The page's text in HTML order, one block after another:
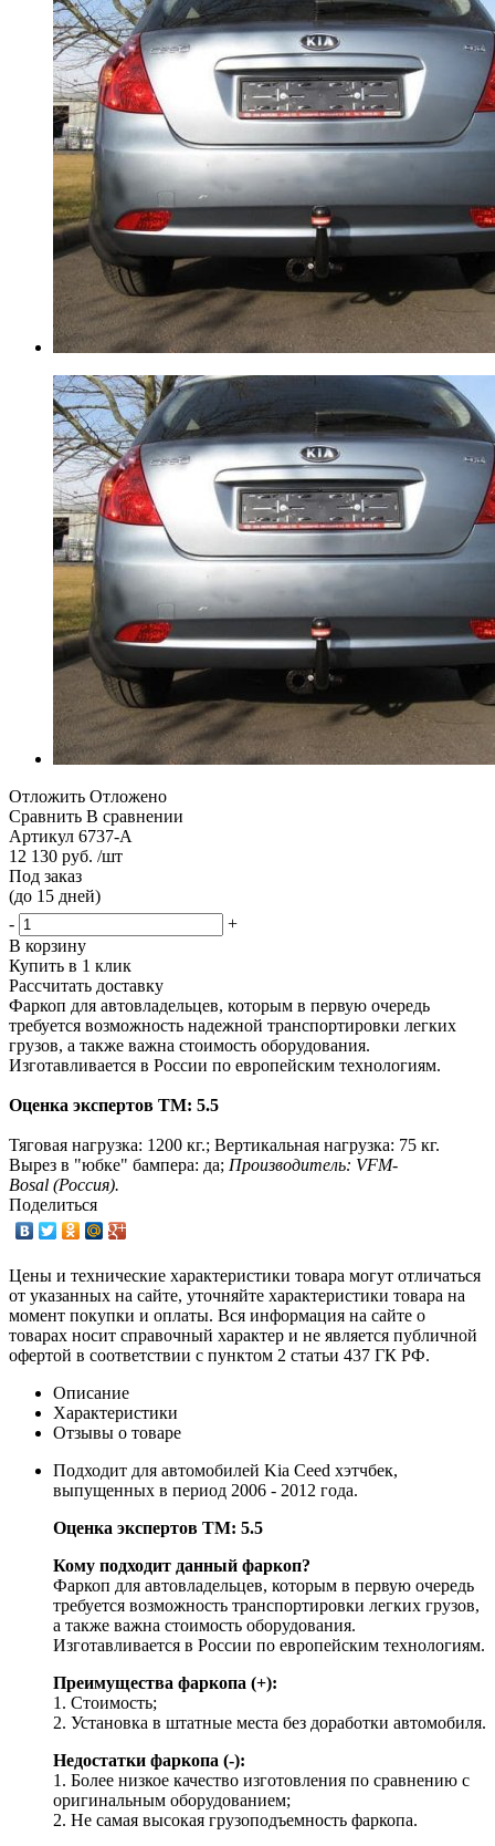
Отложить Отложено
Сравнить В сравнении
Артикул 6737-A
12 130 руб. /шт
Под заказ
(до 15 дней)
-
+
В корзину
Купить в 1 клик
Рассчитать доставку
Фаркоп для автовладельцев, которым в первую очередь
требуется возможность надежной транспортировки легких
грузов, а также важна стоимость оборудования.
Изготавливается в России по европейским технологиям.
Оценка экспертов ТМ: 5.5
Тяговая нагрузка: 1200 кг.; Вертикальная нагрузка: 75 кг.
Вырез в "юбке" бампера: да; Производитель: VFM-
Bosal (Россия).
Поделиться
Цены и технические характеристики товара могут отличаться
от указанных на сайте, уточняйте характеристики товара на
момент покупки и оплаты. Вся информация на сайте о
товарах носит справочный характер и не является публичной
офертой в соответствии с пунктом 2 статьи 437 ГК РФ.
Описание
Характеристики
Отзывы о товаре
Подходит для автомобилей Kia Ceed хэтчбек,
выпущенных в период 2006 - 2012 года.
Оценка экспертов ТМ: 5.5
Кому подходит данный фаркоп?
Фаркоп для автовладельцев, которым в первую очередь
требуется возможность транспортировки легких грузов,
а также важна стоимость оборудования.
Изготавливается в России по европейским технологиям.
Преимущества фаркопа (+):
1. Стоимость;
2. Установка в штатные места без доработки автомобиля.
Недостатки фаркопа (-):
1. Более низкое качество изготовления по сравнению с
оригинальным оборудованием;
2. Не самая высокая грузоподъемность фаркопа.